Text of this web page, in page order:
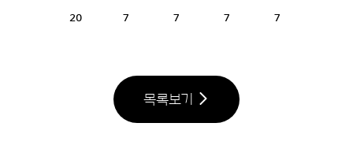
20 7 7 7 7
목록보기